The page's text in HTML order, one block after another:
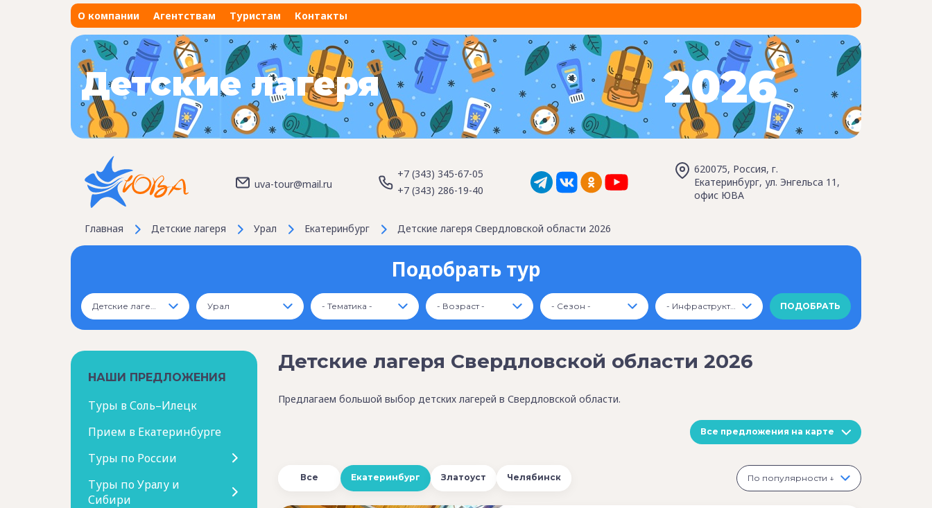
О компании Агентствам Туристам Контакты
Детские лагеря 2026
uva-tour@mail.ru
+7 (343) 345-67-05
+7 (343) 286-19-40
620075, Россия, г.
Екатеринбург, ул. Энгельса 11,
офис ЮВА
Главная Детские лагеря Урал Екатеринбург Детские лагеря Свердловской области 2026
Подобрать тур
Детские лагеря Урал - Тематика - - Возраст - - Сезон - - Инфраструктура -
НАШИ ПРЕДЛОЖЕНИЯ
Туры в Соль–Илецк
Прием в Екатеринбурге
Туры по России
Туры по Уралу и
Сибири
Детские лагеря Свердловской области 2026
Предлагаем большой выбор детских лагерей в Свердловской области.
Все предложения на карте
Все Екатеринбург Златоуст Челябинск По популярности ↓